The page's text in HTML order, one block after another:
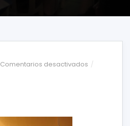
Comentarios desactivados en